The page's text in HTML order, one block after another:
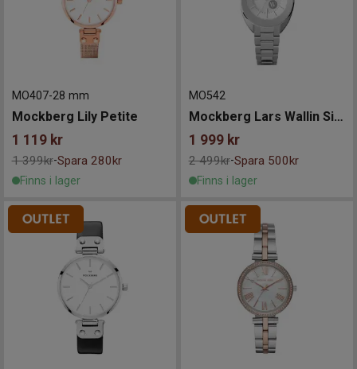
MO407-28 mm
Mockberg Lily Petite
1 119 kr
1 399kr-Spara 280kr
Finns i lager
MO542
Mockberg Lars Wallin Silver
1 999 kr
2 499kr-Spara 500kr
Finns i lager